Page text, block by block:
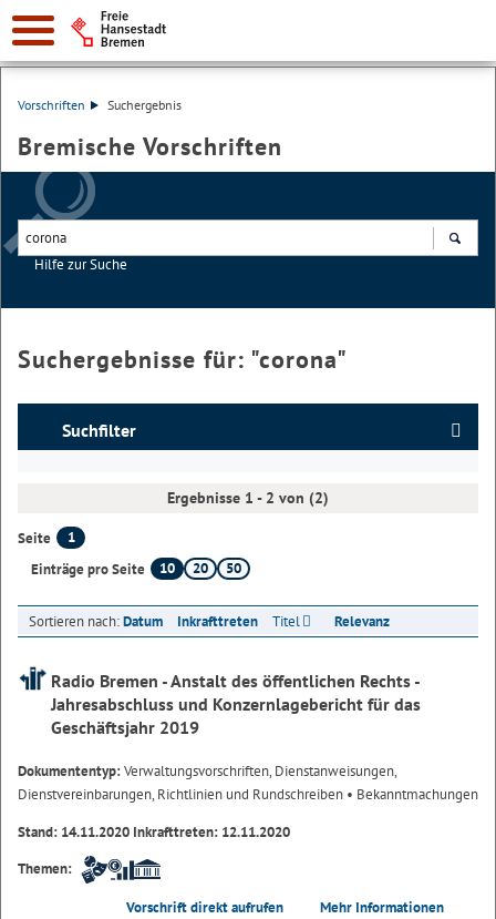
Vorschriften Suchergebnis
Bremische Vorschriften
Hilfe zur Suche
Suchergebnisse für: "corona"
Suchfilter
Ergebnisse 1 - 2 von (2)
Seite
1
Einträge pro Seite
10 20 50
Sortieren nach:Datum Inkrafttreten Titel Relevanz
Radio Bremen - Anstalt des öffentlichen Rechts -
Jahresabschluss und Konzernlagebericht für das
Geschäftsjahr 2019
Dokumententyp:Verwaltungsvorschriften, Dienstanweisungen,
Dienstvereinbarungen, Richtlinien und Rundschreiben • Bekanntmachungen
Stand: 14.11.2020 Inkrafttreten: 12.11.2020
Themen:
Vorschrift direkt aufrufen Mehr Informationen